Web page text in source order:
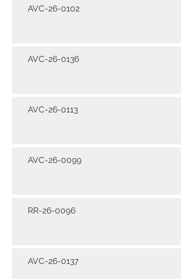
AVC-26-0102
AVC-26-0136
AVC-26-0113
AVC-26-0099
RR-26-0096
AVC-26-0137